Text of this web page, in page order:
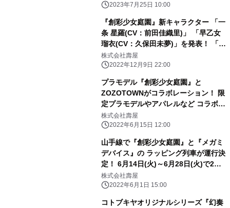
2023年7月25日 10:00
『創彩少女庭園』新キャラクター 「一
条 星羅(CV：前田佳織里)」 「早乙女
瑠衣(CV：久保田未夢)」を発表！ 「小
石川 エマ」のプラモデル化も決定！
株式会社壽屋
2022年12月9日 22:00
プラモデル『創彩少女庭園』と
ZOZOTOWNがコラボレーション！ 限
定プラモデルやアパレルなど コラボア
イテムを6月17日より販売開始
株式会社壽屋
2022年6月15日 12:00
山手線で『創彩少女庭園』と『メガミ
デバイス』の ラッピング列車が運行決
定！ 6月14日(火)～6月28日(火)で2編
成が オリジナルラッピングで走行予
定！
株式会社壽屋
2022年6月1日 15:00
コトブキヤオリジナルシリーズ『幻奏